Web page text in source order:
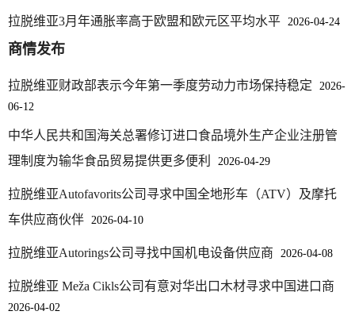
拉脱维亚3月年通胀率高于欧盟和欧元区平均水平 2026-04-24
商情发布
拉脱维亚财政部表示今年第一季度劳动力市场保持稳定
2026-
06-12
中华人民共和国海关总署修订进口食品境外生产企业注册管
理制度为输华食品贸易提供更多便利
2026-04-29
拉脱维亚Autofavorits公司寻求中国全地形车（ATV）及摩托
车供应商伙伴 2026-04-10
拉脱维亚Autorings公司寻找中国机电设备供应商 2026-04-08
拉脱维亚 Meža Cikls公司有意对华出口木材寻求中国进口商
2026-04-02